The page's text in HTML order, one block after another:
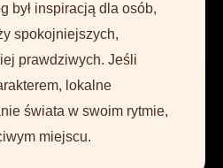
był inspiracją dla osób,
spokojniejszych,
prawdziwych. Jeśli
lokalne
świata w swoim rytmie,
miejscu.